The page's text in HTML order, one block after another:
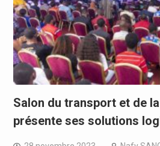
Salon du transport et de
présente ses solutions